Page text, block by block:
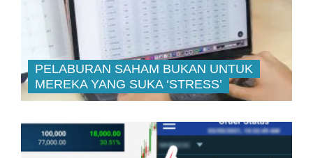
PELABURAN SAHAM BUKAN UNTUK
MEREKA YANG SUKA ‘STRESS’